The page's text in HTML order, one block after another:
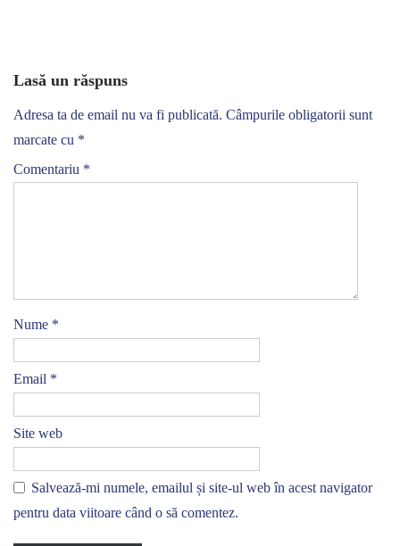
Lasă un răspuns
Adresa ta de email nu va fi publicată. Câmpurile obligatorii sunt
marcate cu *
Comentariu *
Nume *
Email *
Site web
Salvează-mi numele, emailul și site-ul web în acest navigator
pentru data viitoare când o să comentez.